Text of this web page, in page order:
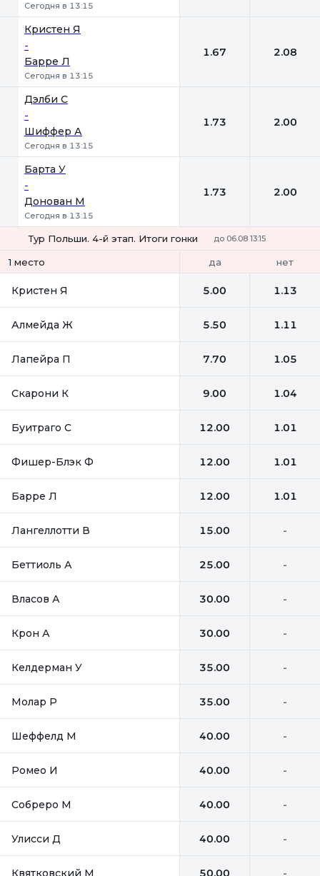
Сегодня в 13:15
Кристен Я
-
Барре Л
Сегодня в 13:15
1.67 2.08
Дэлби С
-
Шиффер А
Сегодня в 13:15
1.73 2.00
Барта У
-
Донован М
Сегодня в 13:15
1.73 2.00
Тур Польши. 4-й этап. Итоги гонки до 06.08 13:15
1 место да нет
Кристен Я 5.00 1.13
Алмейда Ж 5.50 1.11
Лапейра П 7.70 1.05
Скарони К 9.00 1.04
Буитраго С 12.00 1.01
Фишер-Блэк Ф 12.00 1.01
Барре Л 12.00 1.01
Лангеллотти В 15.00 -
Беттиоль А 25.00 -
Власов А 30.00 -
Крон А 30.00 -
Келдерман У 35.00 -
Молар Р 35.00 -
Шеффелд М 40.00 -
Ромео И 40.00 -
Собреро М 40.00 -
Улисси Д 40.00 -
Квятковский М 50.00 -